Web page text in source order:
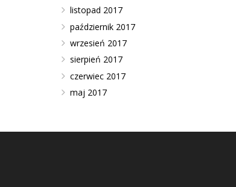
listopad 2017
październik 2017
wrzesień 2017
sierpień 2017
czerwiec 2017
maj 2017